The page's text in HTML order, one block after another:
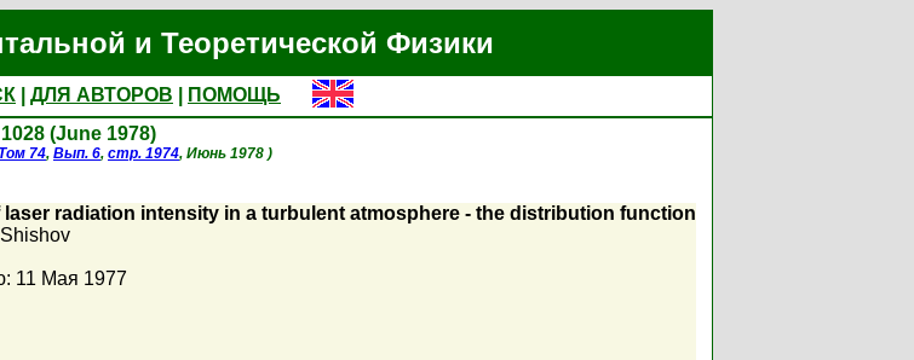
и Теоретической Физики
ДЛЯ АВТОРОВ
ПОМОЩЬ
(June 1978)
Том 74, Вып. 6, стр. 1974, Июнь 1978 )
radiation intensity in a turbulent atmosphere - the distribution function
11 Мая 1977